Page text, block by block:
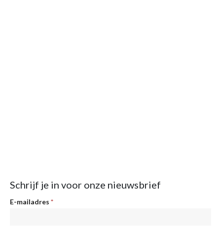
Schrijf je in voor onze nieuwsbrief
Nieuwsbrief
E-mailadres *